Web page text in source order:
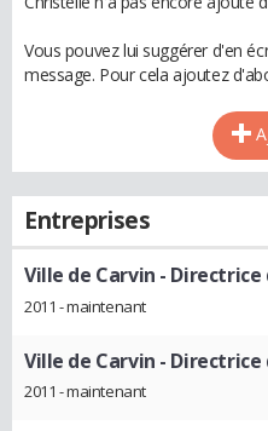
Vous pouvez lui suggérer d'en
message. Pour cela ajoutez
Entreprises
Ville de Carvin - Directrice
2011 - maintenant
Ville de Carvin - Directrice
2011 - maintenant